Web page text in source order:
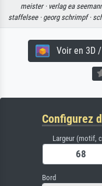
meister · verlag ea
staffelsee · georg schrimpf ·
Voir en 3D /
Configurez
Largeur (motif,
Bord